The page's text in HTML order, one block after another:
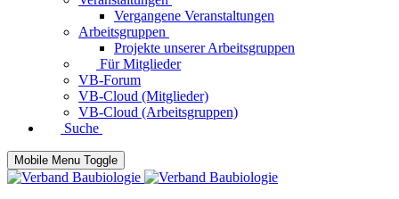
Vergangene Veranstaltungen
Arbeitsgruppen
Projekte unserer Arbeitsgruppen
Für Mitglieder
VB-Forum
VB-Cloud (Mitglieder)
VB-Cloud (Arbeitsgruppen)
Suche
Mobile Menu Toggle